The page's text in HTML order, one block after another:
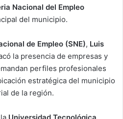
Nacional del Empleo
del municipio.
de Empleo (SNE), Luis
la presencia de empresas y
perfiles profesionales
estratégica del municipio
de la región.